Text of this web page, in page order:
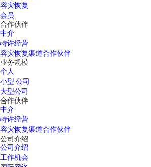
容灾恢复
会员
合作伙伴
中介
特许经营
容灾恢复渠道合作伙伴
业务规模
个人
小型 公司
大型公司
合作伙伴
中介
特许经营
容灾恢复渠道合作伙伴
公司介绍
公司介绍
工作机会